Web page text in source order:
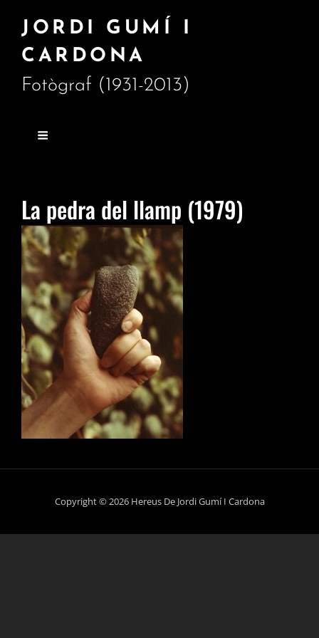
JORDI GUMÍ I
CARDONA
Fotògraf (1931-2013)
La pedra del llamp (1979)
Copyright © 2026 Hereus De Jordi Gumí I Cardona